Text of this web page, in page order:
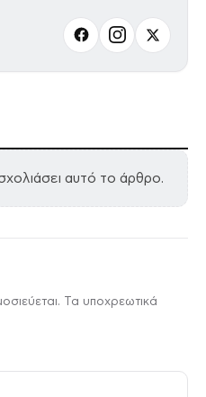
αυτό το άρθρο.
Τα υποχρεωτικά